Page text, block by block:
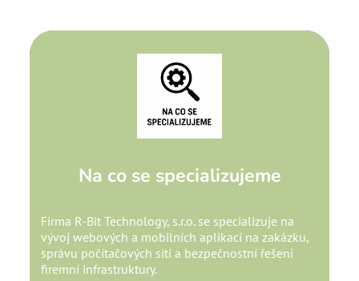
Na co se specializujeme
Firma R-Bit Technology, s.r.o. se specializuje na
vývoj webových a mobilních aplikací na zakázku,
správu počítačových sítí a bezpečnostní řešení
firemní infrastruktury.